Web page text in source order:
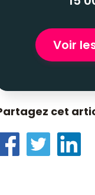
Voir
cet